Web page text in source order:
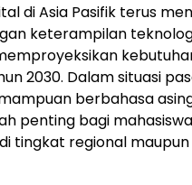
di Asia Pasifik terus
keterampilan
2030. Dalam situasi
berbahasa
penting bagi
tingkat regional maupun